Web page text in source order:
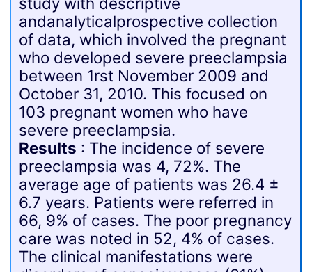
andanalyticalprospective collection
of data, which involved the pregnant
who developed severe preeclampsia
between 1rst November 2009 and
October 31, 2010. This focused on
103 pregnant women who have
severe preeclampsia.
Results : The incidence of severe
preeclampsia was 4, 72%. The
average age of patients was 26.4 ±
6.7 years. Patients were referred in
66, 9% of cases. The poor pregnancy
care was noted in 52, 4% of cases.
The clinical manifestations were